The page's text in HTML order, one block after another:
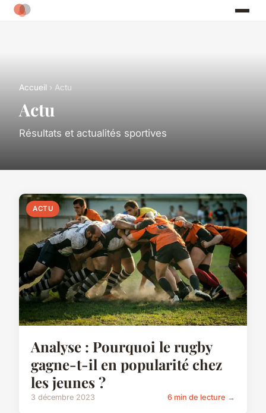
Accueil › Actu
Actu
Résultats et actualités sportives
ACTU
Analyse : Pourquoi le rugby
gagne-t-il en popularité chez
les jeunes ?
3 décembre 2023 6 min de lecture →